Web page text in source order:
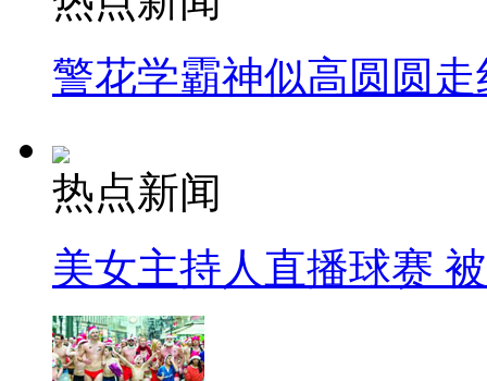
警花学霸神似高圆圆走
热点新闻
美女主持人直播球赛